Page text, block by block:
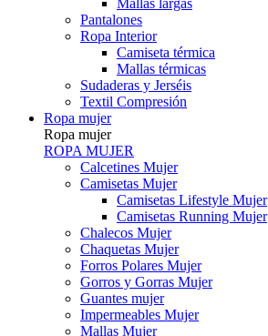
Mallas largas
Pantalones
Ropa Interior
Camiseta térmica
Mallas térmicas
Sudaderas y Jerséis
Textil Compresión
Ropa mujer
Ropa mujer
ROPA MUJER
Calcetines Mujer
Camisetas Mujer
Camisetas Lifestyle Mujer
Camisetas Running Mujer
Chalecos Mujer
Chaquetas Mujer
Forros Polares Mujer
Gorros y Gorras Mujer
Guantes mujer
Impermeables Mujer
Mallas Mujer